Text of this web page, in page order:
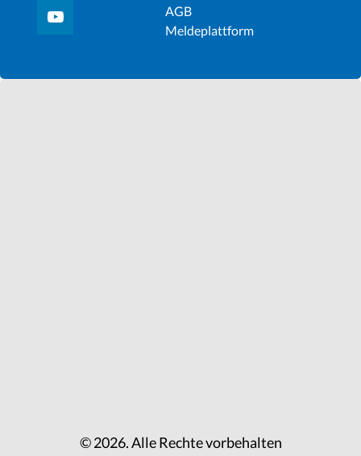
AGB
Meldeplattform
© 2026. Alle Rechte vorbehalten